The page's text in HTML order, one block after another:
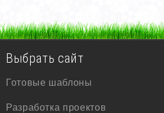
Выбрать сайт
Готовые шаблоны
Разработка проектов